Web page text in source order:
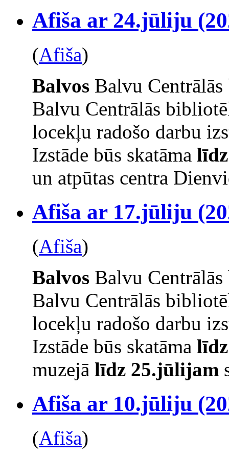
Afiša ar 24.jūliju
(Afiša)
Balvos Balvu Centrālās
Balvu Centrālās
locekļu radošo darbu
Izstāde būs skatāma
un atpūtas centra
Afiša ar 17.jūliju
(Afiša)
Balvos Balvu Centrālās
Balvu Centrālās
locekļu radošo darbu
Izstāde būs skatāma
muzejā līdz 25.jūlijam
Afiša ar 10.jūliju
(Afiša)